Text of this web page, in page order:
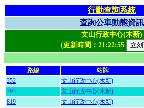
行動查詢系統
查詢公車動態資訊
文山行政中心(木新)
(更新時間： 21:22:55
路線 站牌
252
文山行政中心(木新)
793
文山行政中心(木新)
819
文山行政中心(木新)